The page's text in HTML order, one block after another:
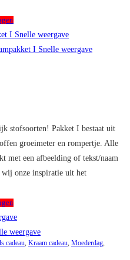
Snelle weergave
Snelle weergave
stofsoorten! Pakket I bestaat uit
groeimeter en rompertje. Alle
met een afbeelding of tekst/naam
wij onze inspiratie uit het
weergave
cadeau Kraam cadeau Moederdag